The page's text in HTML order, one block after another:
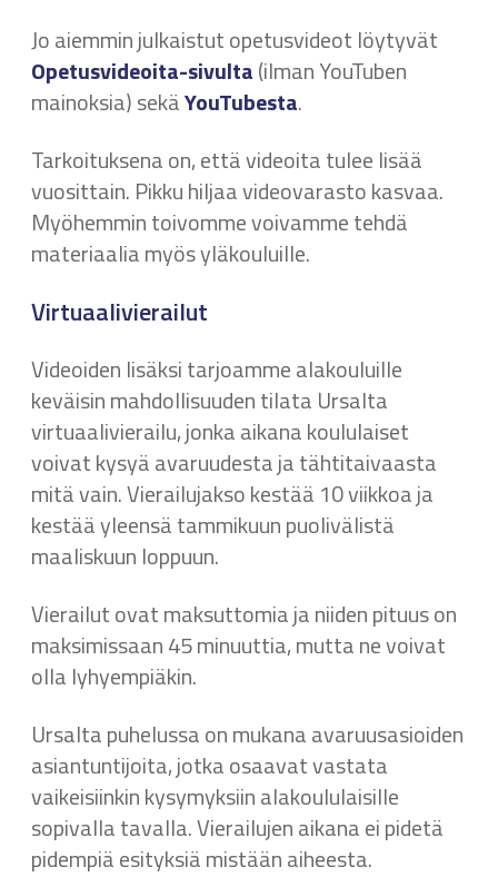
Jo aiemmin julkaistut opetusvideot löytyvät
Opetusvideoita-sivulta(ilman YouTuben
mainoksia) sekäYouTubesta.
Tarkoituksena on, että videoita tulee lisää
vuosittain. Pikku hiljaa videovarasto kasvaa.
Myöhemmin toivomme voivamme tehdä
materiaalia myös yläkouluille.
Virtuaalivierailut
Videoiden lisäksi tarjoamme alakouluille
keväisin mahdollisuuden tilata Ursalta
virtuaalivierailu, jonka aikana koululaiset
voivat kysyä avaruudesta ja tähtitaivaasta
mitä vain. Vierailujakso kestää 10 viikkoa ja
kestää yleensä tammikuun puolivälistä
maaliskuun loppuun.
Vierailut ovat maksuttomia ja niiden pituus on
maksimissaan 45 minuuttia, mutta ne voivat
olla lyhyempiäkin.
Ursalta puhelussa on mukana avaruusasioiden
asiantuntijoita, jotka osaavat vastata
vaikeisiinkin kysymyksiin alakoululaisille
sopivalla tavalla. Vierailujen aikana ei pidetä
pidempiä esityksiä mistään aiheesta.